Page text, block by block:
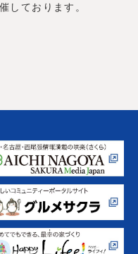
しております。